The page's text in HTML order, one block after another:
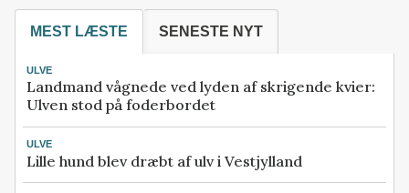
MEST LÆSTE SENESTE NYT
ULVE
Landmand vågnede ved lyden af skrigende kvier:
Ulven stod på foderbordet
ULVE
Lille hund blev dræbt af ulv i Vestjylland